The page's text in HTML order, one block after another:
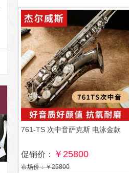
761-TS 次中音萨克斯 电泳金款
促销价： ￥25800
市场价：￥25800